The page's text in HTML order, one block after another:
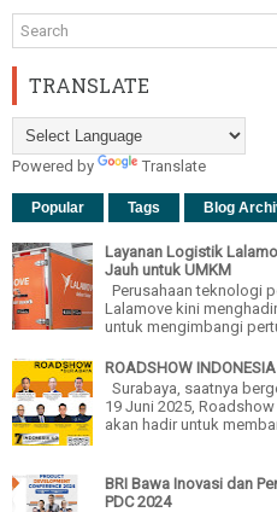
TRANSLATE
Powered by Translate
Popular Tags Blog
Layanan Logistik
Jauh untuk UMKM
Perusahaan teknologi
Lalamove kini
untuk mengimbangi
ROADSHOW
Surabaya, saatnya
19 Juni 2025,
akan hadir untuk
BRI Bawa Inovasi dan
PDC 2024